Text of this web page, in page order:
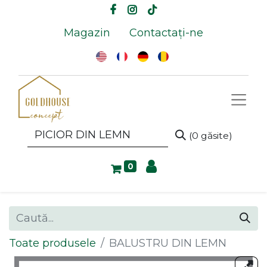
Magazin Contactați-ne
(0 găsite)
0
Toate produsele BALUSTRU DIN LEMN